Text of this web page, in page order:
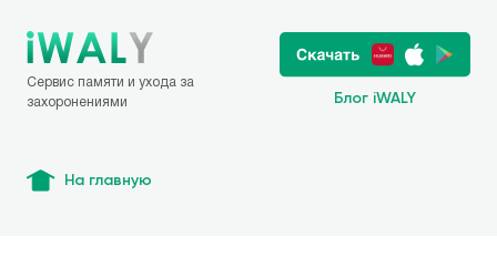
Сервис памяти и ухода за
захоронениями
Блог iWALY
На главную